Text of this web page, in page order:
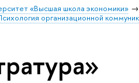
«Высшая школа экономики»
организационной